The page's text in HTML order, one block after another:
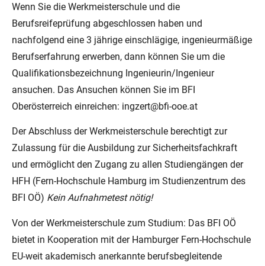
Wenn Sie die Werkmeisterschule und die
Berufsreifeprüfung abgeschlossen haben und
nachfolgend eine 3 jährige einschlägige, ingenieurmäßige
Berufserfahrung erwerben, dann können Sie um die
Qualifikationsbezeichnung Ingenieurin/Ingenieur
ansuchen. Das Ansuchen können Sie im BFI
Oberösterreich einreichen: ingzert@bfi-ooe.at
Der Abschluss der Werkmeisterschule berechtigt zur
Zulassung für die Ausbildung zur Sicherheitsfachkraft
und ermöglicht den Zugang zu allen Studiengängen der
HFH (Fern-Hochschule Hamburg im Studienzentrum des
BFI OÖ) Kein Aufnahmetest nötig!
Von der Werkmeisterschule zum Studium: Das BFI OÖ
bietet in Kooperation mit der Hamburger Fern-Hochschule
EU-weit akademisch anerkannte berufsbegleitende